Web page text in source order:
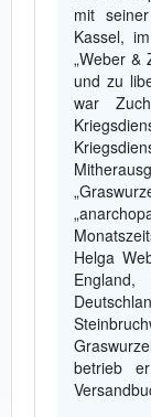
mit
Kassel,
„Weber &
und zu
war
Helga
betrieb